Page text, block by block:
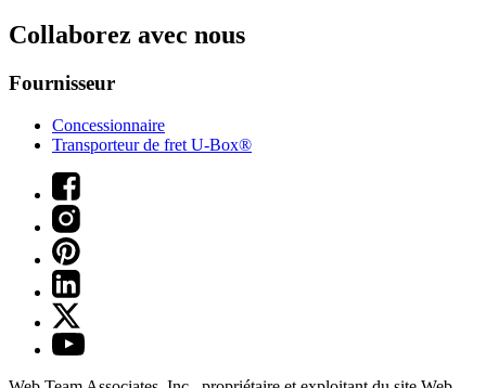
Collaborez avec nous
Fournisseur
Concessionnaire
Transporteur de fret U-Box®